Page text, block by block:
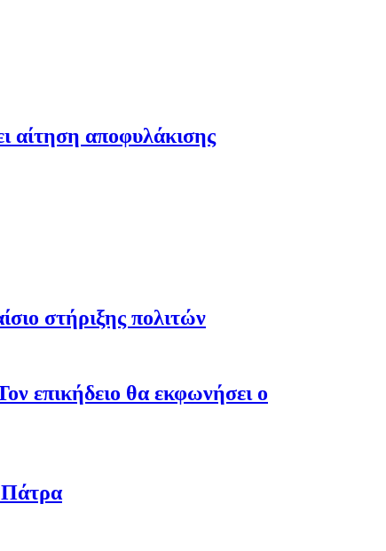
αίτηση αποφυλάκισης
στήριξης πολιτών
επικήδειο θα εκφωνήσει ο
Πάτρα